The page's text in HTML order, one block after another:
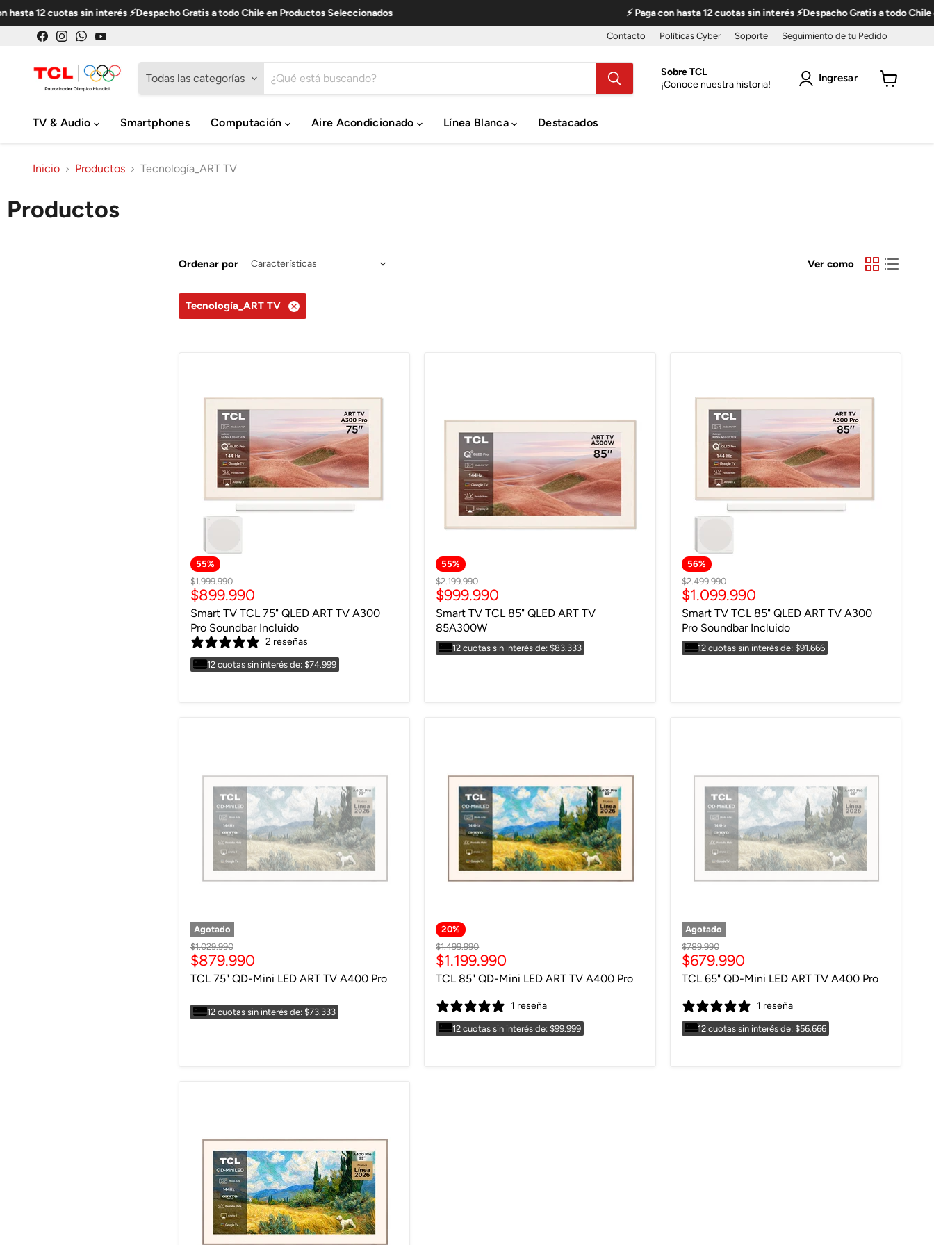
12 cuotas sin interés ⚡Despacho Gratis a todo Chile en Productos Seleccionados ⚡ Paga con hasta 12 cuotas sin interés ⚡Despacho Gratis a todo Chile en
Facebook
Instagram
en
WhatsApp
en
YouTube
Contacto Políticas Cyber Soporte Seguimiento de tu Pedido
Todas las categorías
Sobre TCL
¡Conoce nuestra historia!
Ingresar
TV & Audio
Smartphones Computación Aire Acondicionado Línea Blanca Destacados
Inicio Productos Tecnología_ART TV
Productos
Ordenar por Ver como
Tecnología_ART TV
55%
Precio
original
$1.999.990
Precio
actual
$899.990
Smart TV TCL 75" QLED ART TV A300
Pro Soundbar Incluido
2 reseñas
12 cuotas sin interés de: $74.999
55%
Precio
original
$2.199.990
Precio
actual
$999.990
Smart TV TCL 85" QLED ART TV
85A300W
12 cuotas sin interés de: $83.333
56%
Precio
original
$2.499.990
Precio
actual
$1.099.990
Smart TV TCL 85" QLED ART TV A300
Pro Soundbar Incluido
12 cuotas sin interés de: $91.666
Agotado
Precio
original
$1.029.990
Precio
actual
$879.990
TCL 75" QD-Mini LED ART TV A400 Pro
12 cuotas sin interés de: $73.333
20%
Precio
original
$1.499.990
Precio
actual
$1.199.990
TCL 85" QD-Mini LED ART TV A400 Pro
1 reseña
12 cuotas sin interés de: $99.999
Agotado
Precio
original
$789.990
Precio
actual
$679.990
TCL 65" QD-Mini LED ART TV A400 Pro
1 reseña
12 cuotas sin interés de: $56.666